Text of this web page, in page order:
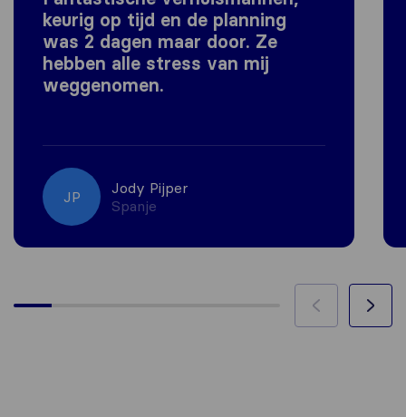
keurig op tijd en de planning
was 2 dagen maar door. Ze
hebben alle stress van mij
weggenomen.
JP
Jody Pijper
Spanje